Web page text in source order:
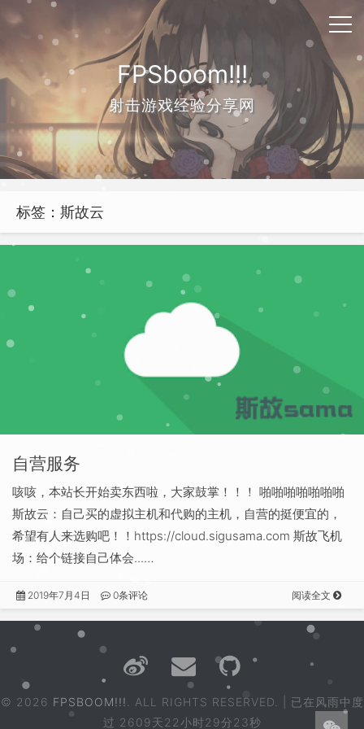
FPSboom!!!
射击游戏经验分享网
标签：斯故云
自营服务
咳咳，本站长开始卖东西啦，大家鼓掌！！！ 啪啪啪啪啪啪啪
斯故云：自己买的虚拟主机和代购的主机，自营的挺便宜的，
希望有人来选购吧！！https://cloud.sigusama.com 斯故飞机
场：给个链接自己体会...…
2019年7月4日 0条评论 阅读全文
© 2026 FPSBOOM!!! . ALL RIGHTS RESERVED. | 已在风雨中度
过 2609天22小时29分23秒